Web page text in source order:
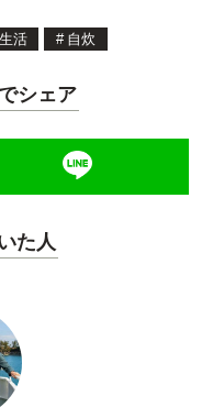
活 # 自炊
シェア
た人